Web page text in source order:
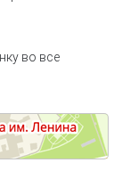
во все